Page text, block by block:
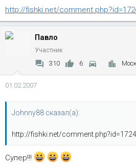
http://fishki.net/
Павло
Участник
310 6
01.02.2007
Johnny88 сказал(а):
http://fishki.net/
Супер!!!